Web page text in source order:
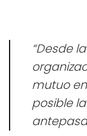
“Desde
mutuo
posible